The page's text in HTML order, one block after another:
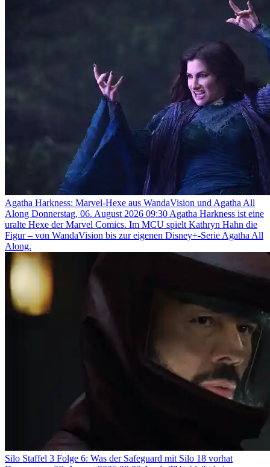
Agatha Harkness: Marvel-Hexe aus WandaVision und Agatha All
Along Donnerstag, 06. August 2026 09:30 Agatha Harkness ist eine
uralte Hexe der Marvel Comics. Im MCU spielt Kathryn Hahn die
Figur – von WandaVision bis zur eigenen Disney+-Serie Agatha All
Along.
Silo Staffel 3 Folge 6: Was der Safeguard mit Silo 18 vorhat